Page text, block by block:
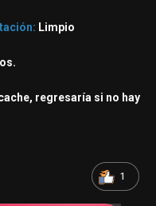
Limpio
regresaría si no hay
1